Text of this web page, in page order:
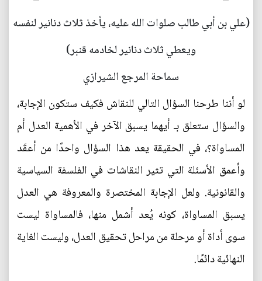
(علي بن أبي طالب صلوات الله عليه، يأخذ ثلاث دنانير لنفسه
ويعطي ثلاث دنانير لخادمه قنبر)
سماحة المرجع الشيرازي
لو أننا طرحنا السؤال التالي للنقاش فكيف ستكون الإجابة،
والسؤال ستعلق بـ أيهما يسبق الآخر في الأهمية العدل أم
المساواة؟، في الحقيقة يعد هذا السؤال واحدًا من أعقَد
وأعمق الأسئلة التي تثير النقاشات في الفلسفة السياسية
والقانونية. ولعل الإجابة المختصرة والمعروفة هي العدل
يسبق المساواة، كونه يُعد أشمل منها، فالمساواة ليست
سوى أداة أو مرحلة من مراحل تحقيق العدل، وليست الغاية
النهائية دائمًا.